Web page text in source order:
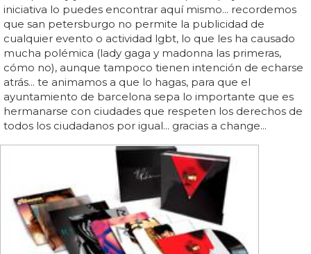
iniciativa lo puedes encontrar aquí mismo... recordemos
que san petersburgo no permite la publicidad de
cualquier evento o actividad lgbt, lo que les ha causado
mucha polémica (lady gaga y madonna las primeras,
cómo no), aunque tampoco tienen intención de echarse
atrás... te animamos a que lo hagas, para que el
ayuntamiento de barcelona sepa lo importante que es
hermanarse con ciudades que respeten los derechos de
todos los ciudadanos por igual... gracias a change...